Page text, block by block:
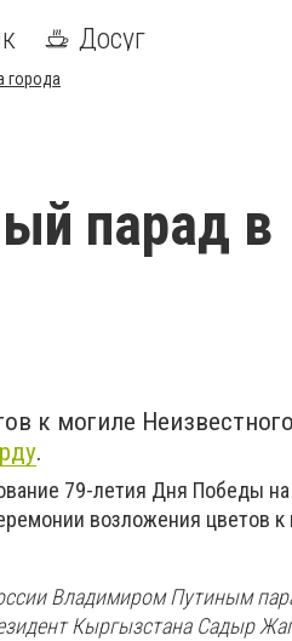
Досуг
города
парад в
к могиле Неизвестного
.
79-летия Дня Победы на
возложения цветов к
Владимиром Путиным
Кыргызстана Садыр